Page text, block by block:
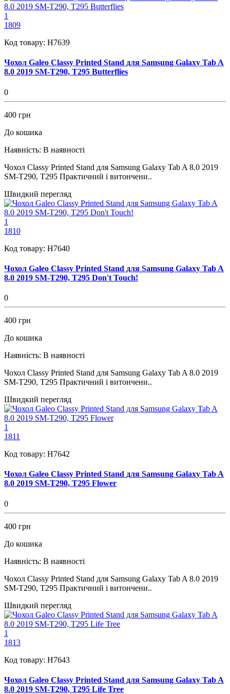
1
1809
Код товару: H7639
Чохол Galeo Classy Printed Stand для Samsung Galaxy Tab A
8.0 2019 SM-T290, T295 Butterflies
0
400 грн
До кошика
Наявність: В наявності
Чохол Classy Printed Stand для Samsung Galaxy Tab A 8.0 2019
SM-T290, T295 Практичний і витончени..
Швидкий перегляд
1
1810
Код товару: H7640
Чохол Galeo Classy Printed Stand для Samsung Galaxy Tab A
8.0 2019 SM-T290, T295 Don't Touch!
0
400 грн
До кошика
Наявність: В наявності
Чохол Classy Printed Stand для Samsung Galaxy Tab A 8.0 2019
SM-T290, T295 Практичний і витончени..
Швидкий перегляд
1
1811
Код товару: H7642
Чохол Galeo Classy Printed Stand для Samsung Galaxy Tab A
8.0 2019 SM-T290, T295 Flower
0
400 грн
До кошика
Наявність: В наявності
Чохол Classy Printed Stand для Samsung Galaxy Tab A 8.0 2019
SM-T290, T295 Практичний і витончени..
Швидкий перегляд
1
1813
Код товару: H7643
Чохол Galeo Classy Printed Stand для Samsung Galaxy Tab A
8.0 2019 SM-T290, T295 Life Tree